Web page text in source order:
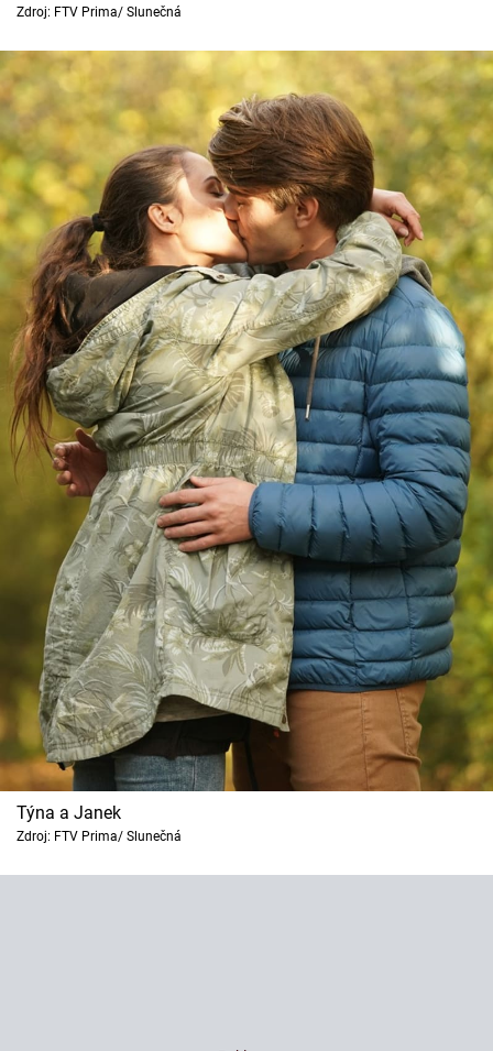
Sledujte prima+
Filmový festival Karlovy Vary
Pořady
Mámy sobě
Přihlášení
Sledujte nás
Zdroj: FTV Prima/ Slunečná
Týna a Janek
Zdroj: FTV Prima/ Slunečná